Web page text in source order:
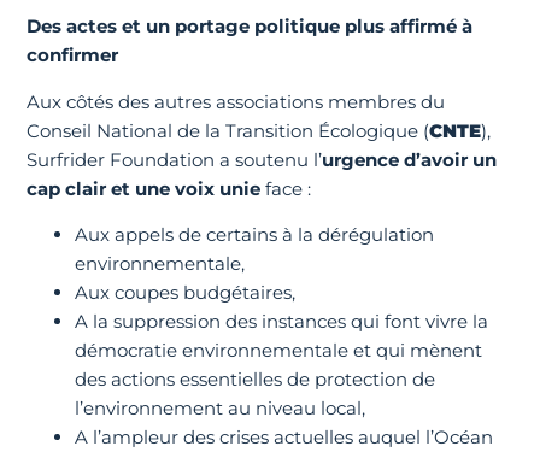
Des actes et un portage politique plus affirmé à
confirmer
Aux côtés des autres associations membres du
Conseil National de la Transition Écologique (CNTE),
Surfrider Foundation a soutenu l’urgence d’avoir un
cap clair et une voix unie face :
Aux appels de certains à la dérégulation
environnementale,
Aux coupes budgétaires,
A la suppression des instances qui font vivre la
démocratie environnementale et qui mènent
des actions essentielles de protection de
l’environnement au niveau local,
A l’ampleur des crises actuelles auquel l’Océan